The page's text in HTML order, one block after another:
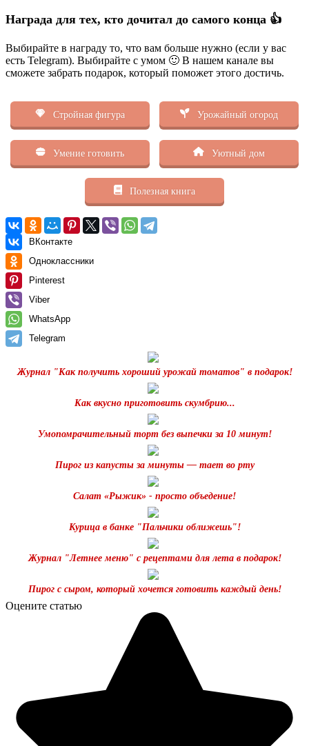
Награда для тех, кто дочитал до самого конца 👍
Выбирайте в награду то, что вам больше нужно (если у вас
есть Telegram). Выбирайте с умом 🙂 В нашем канале вы
сможете забрать подарок, который поможет этого достичь.
Стройная фигура Урожайный огород
Умение готовить Уютный дом
Полезная книга
ВКонтакте
Одноклассники
Pinterest
Viber
WhatsApp
Telegram
Журнал "Как получить хороший урожай томатов" в подарок!
Как вкусно приготовить скумбрию...
Умопомрачительный торт без выпечки за 10 минут!
Пирог из капусты за минуты — тает во рту
Салат «Рыжик» - просто объедение!
Курица в банке "Пальчики оближешь"!
Журнал "Летнее меню" с рецептами для лета в подарок!
Пирог с сыром, который хочется готовить каждый день!
Оцените статью